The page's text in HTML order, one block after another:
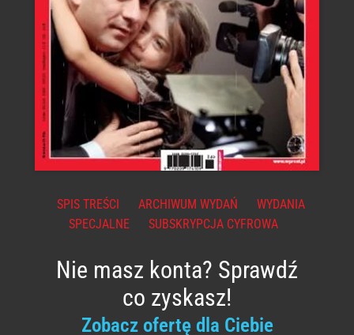
SPIS TREŚCI ARCHIWUM WYDAŃ
WYDANIA
SPECJALNE
SUBSKRYPCJA CYFROWA
Nie masz konta? Sprawdź
co zyskasz!
Zobacz ofertę dla Ciebie